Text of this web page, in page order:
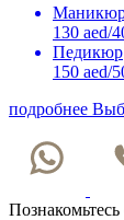
130 aed/
Педикюр
150 aed/
подробнее